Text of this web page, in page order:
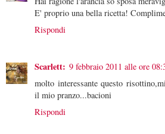
E' proprio una bella ricetta!
Rispondi
Scarlett: 9 febbraio 2011 alle ore
molto interessante questo
il mio pranzo...bacioni
Rispondi